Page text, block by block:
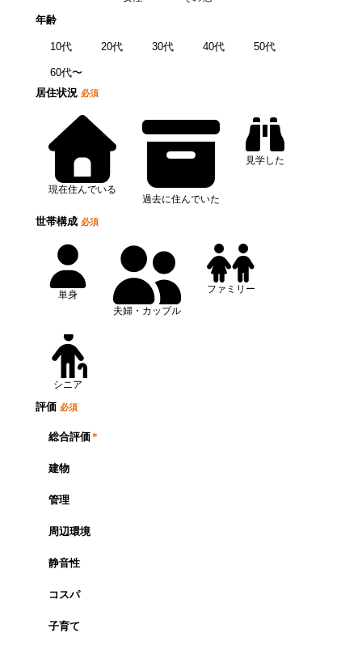
年齢
10代 20代 30代 40代 50代
60代〜
居住状況 必須
現在住んでいる
過去に住んでいた
見学した
世帯構成 必須
単身
夫婦・カップル
ファミリー
シニア
評価 必須
総合評価*
建物
管理
周辺環境
静音性
コスパ
子育て